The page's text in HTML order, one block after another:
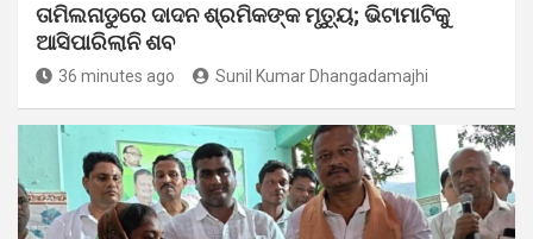
ତାମିଲନାଡୁରେ ଦାଦନ ଶ୍ରମିକଙ୍କ ମୃତ୍ୟୁ; ଭିଟାମାଟିକୁ
ଆସିପାରିଲାନି ଶବ
36 minutes ago Sunil Kumar Dhangadamajhi